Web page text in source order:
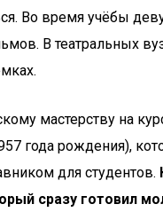
Во время учёбы
В театральных
мастерству на
года рождения),
для студентов.
сразу готовил